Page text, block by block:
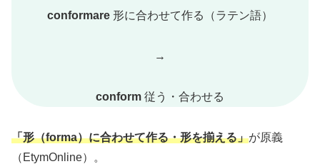
conformare 形に合わせて作る（ラテン語）
→
conform 従う・合わせる
「形（forma）に合わせて作る・形を揃える」が原義
（EtymOnline）。